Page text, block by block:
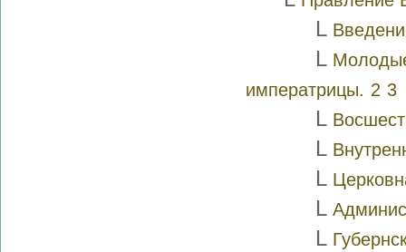
L
L
императрицы. 2 3
L
L
L
L
L